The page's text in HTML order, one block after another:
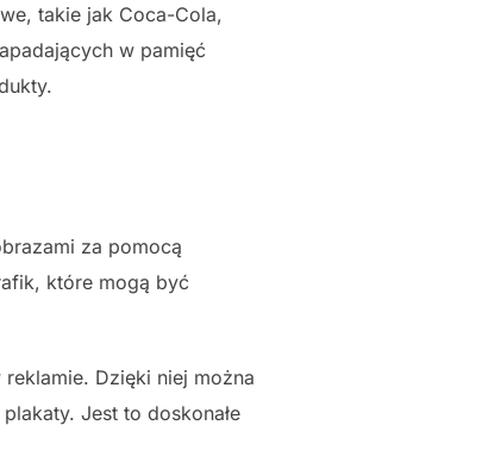
takie jak Coca-Cola,
w pamięć
za pomocą
które mogą być
Dzięki niej można
Jest to doskonałe